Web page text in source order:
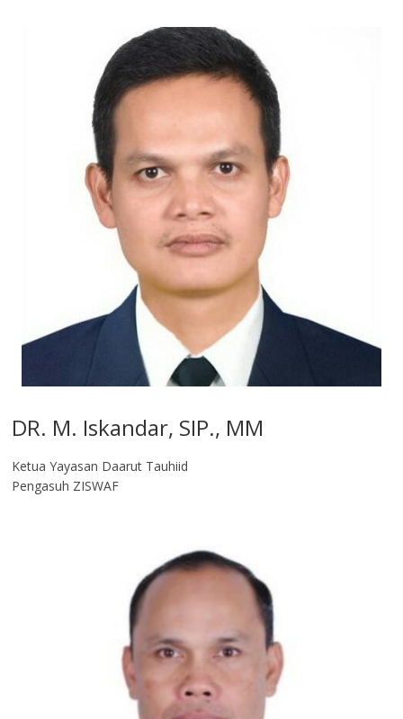
DR. M. Iskandar, SIP., MM
Ketua Yayasan Daarut Tauhiid
Pengasuh ZISWAF